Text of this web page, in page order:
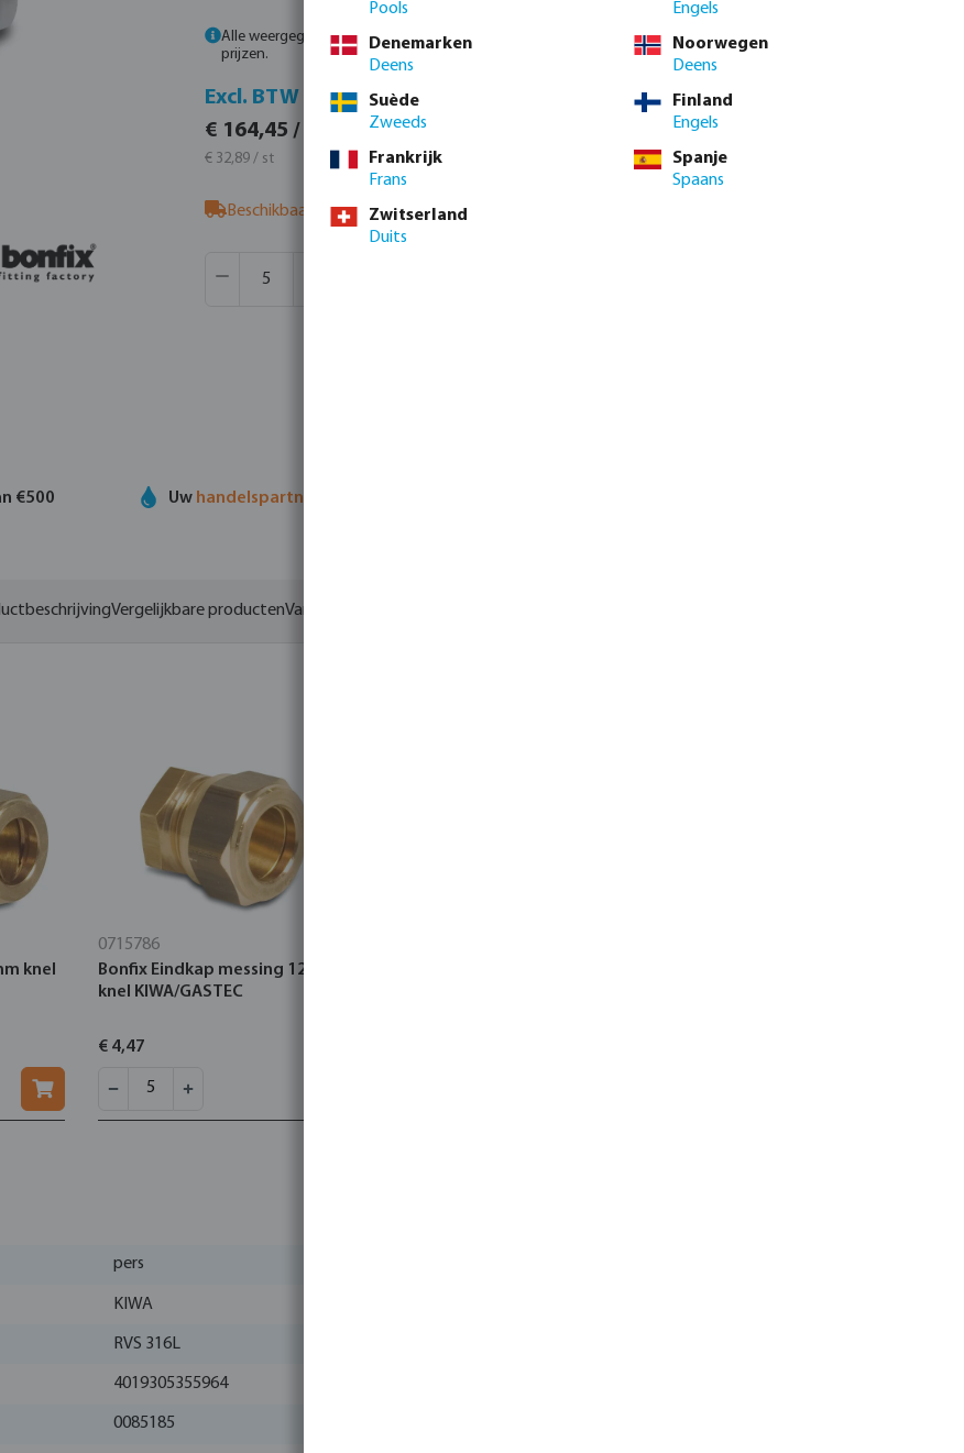
Alle weergegeven prijzen zijn inclusief btw. neem contact op met de verkoopafdeling
prijzen.
Excl. BTW
€ 164,45 / 5 st
€ 32,89 / st
Incl. BTW
€ 198,98 / 5 st
€ 39,80 / st
Beschikbaar bij leverancier - neem contact op met het verkoopteam
€500 Uw handelspartner
Vergelijkbare productenVarianten
knel
0715786
Bonfix Eindkap messing 12 mm
knel KIWA/GASTEC
€ 4,47
pers
KIWA
RVS 316L
4019305355964
0085185
Pools
Engels
Denemarken
Deens
Noorwegen
Deens
Suède
Zweeds
Finland
Engels
Frankrijk
Frans
Spanje
Spaans
Zwitserland
Duits